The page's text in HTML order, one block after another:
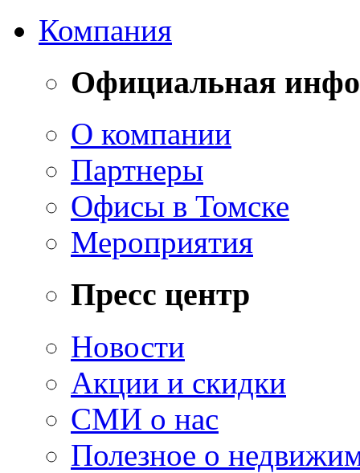
Компания
Официальная
О компании
Партнеры
Офисы в Томске
Мероприятия
Пресс центр
Новости
Акции и скидки
СМИ о нас
Полезное о